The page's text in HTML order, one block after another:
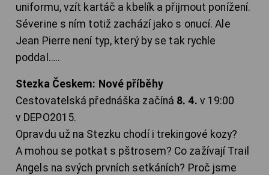
uniformu, vzít kartáč a kbelík a přijmout ponížení.
Séverine s ním totiž zachází jako s onucí. Ale
Jean Pierre není typ, který by se tak rychle
poddal…..
Stezka Českem: Nové příběhy
Cestovatelská přednáška začíná 8. 4. v 19:00
v DEPO2015.
Opravdu už na Stezku chodí i trekingové kozy?
A mohou se potkat s pštrosem? Co zažívají Trail
Angels na svých prvních setkáních? Proč jsme